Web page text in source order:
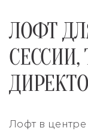
ЛОФТ
СЕССИИ,
Лофт в